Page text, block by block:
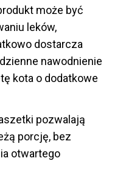
może być
leków,
dostarcza
nawodnienie
kota o dodatkowe
pozwalają
porcję, bez
otwartego